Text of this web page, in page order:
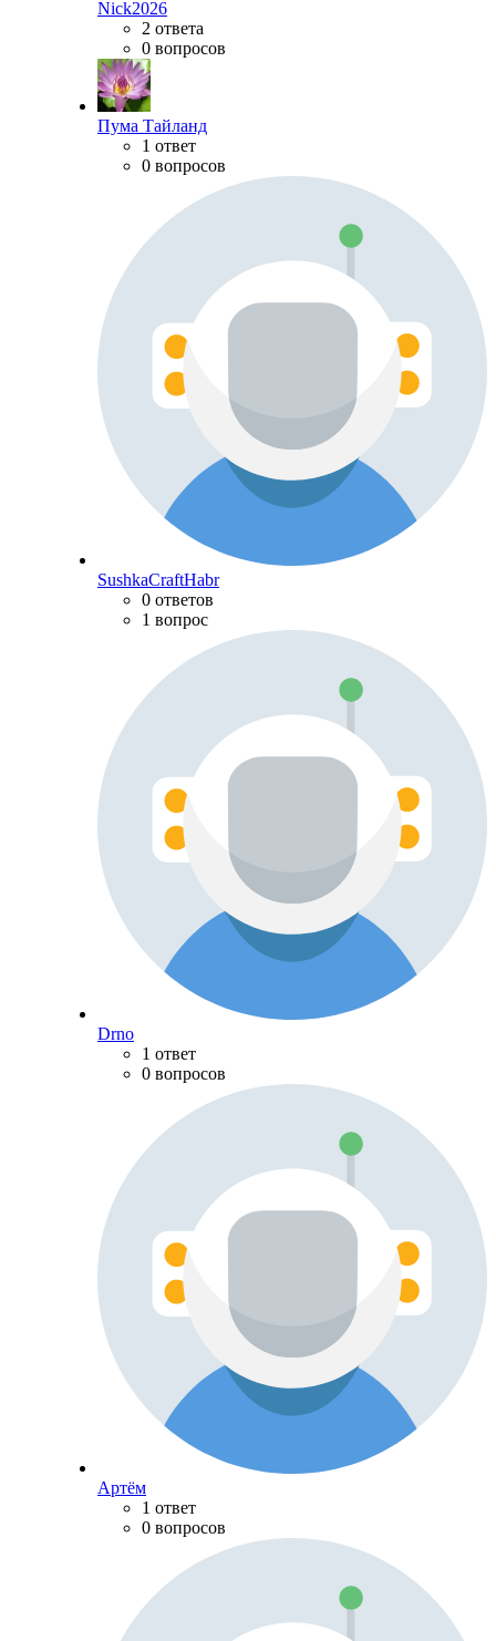
Nick2026
2 ответа
0 вопросов
Пума Тайланд
1 ответ
0 вопросов
SushkaCraftHabr
0 ответов
1 вопрос
Drno
1 ответ
0 вопросов
Артём
1 ответ
0 вопросов